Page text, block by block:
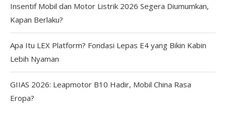
Insentif Mobil dan Motor Listrik 2026 Segera Diumumkan,
Kapan Berlaku?
Apa Itu LEX Platform? Fondasi Lepas E4 yang Bikin Kabin
Lebih Nyaman
GIIAS 2026: Leapmotor B10 Hadir, Mobil China Rasa
Eropa?